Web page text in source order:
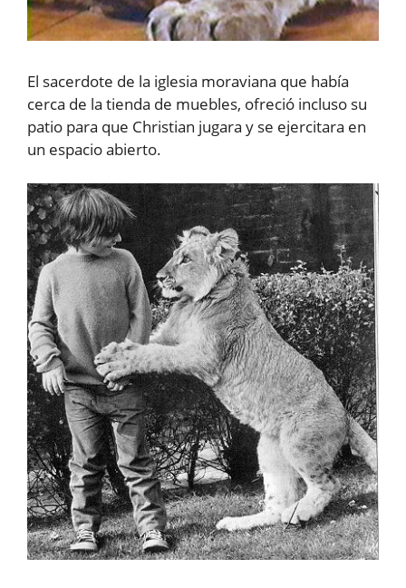
El sacerdote de la iglesia moraviana que había
cerca de la tienda de muebles, ofreció incluso su
patio para que Christian jugara y se ejercitara en
un espacio abierto.